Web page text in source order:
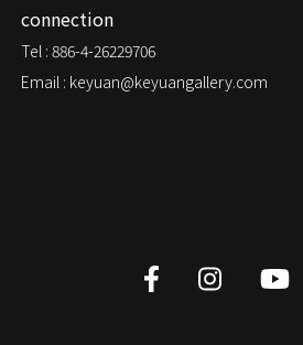
connection
Tel : 886-4-26229706
Email : keyuan@keyuangallery.com